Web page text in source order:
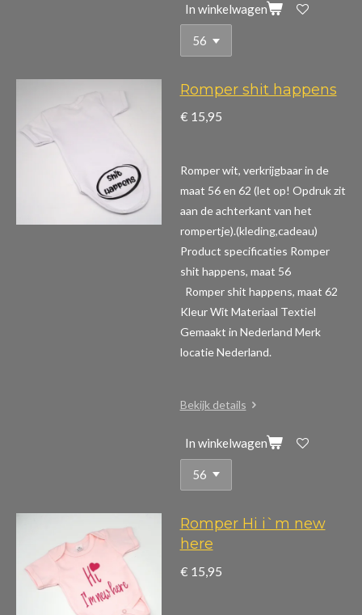
In winkelwagen
Romper shit happens
€ 15,95
Romper wit, verkrijgbaar in de
maat 56 en 62 (let op! Opdruk zit
aan de achterkant van het
rompertje).(kleding,cadeau)
Product specificaties Romper
shit happens, maat 56
Romper shit happens, maat 62
Kleur Wit Materiaal Textiel
Gemaakt in Nederland Merk
locatie Nederland.
Bekijk details
In winkelwagen
Romper Hi i`m new
here
€ 15,95